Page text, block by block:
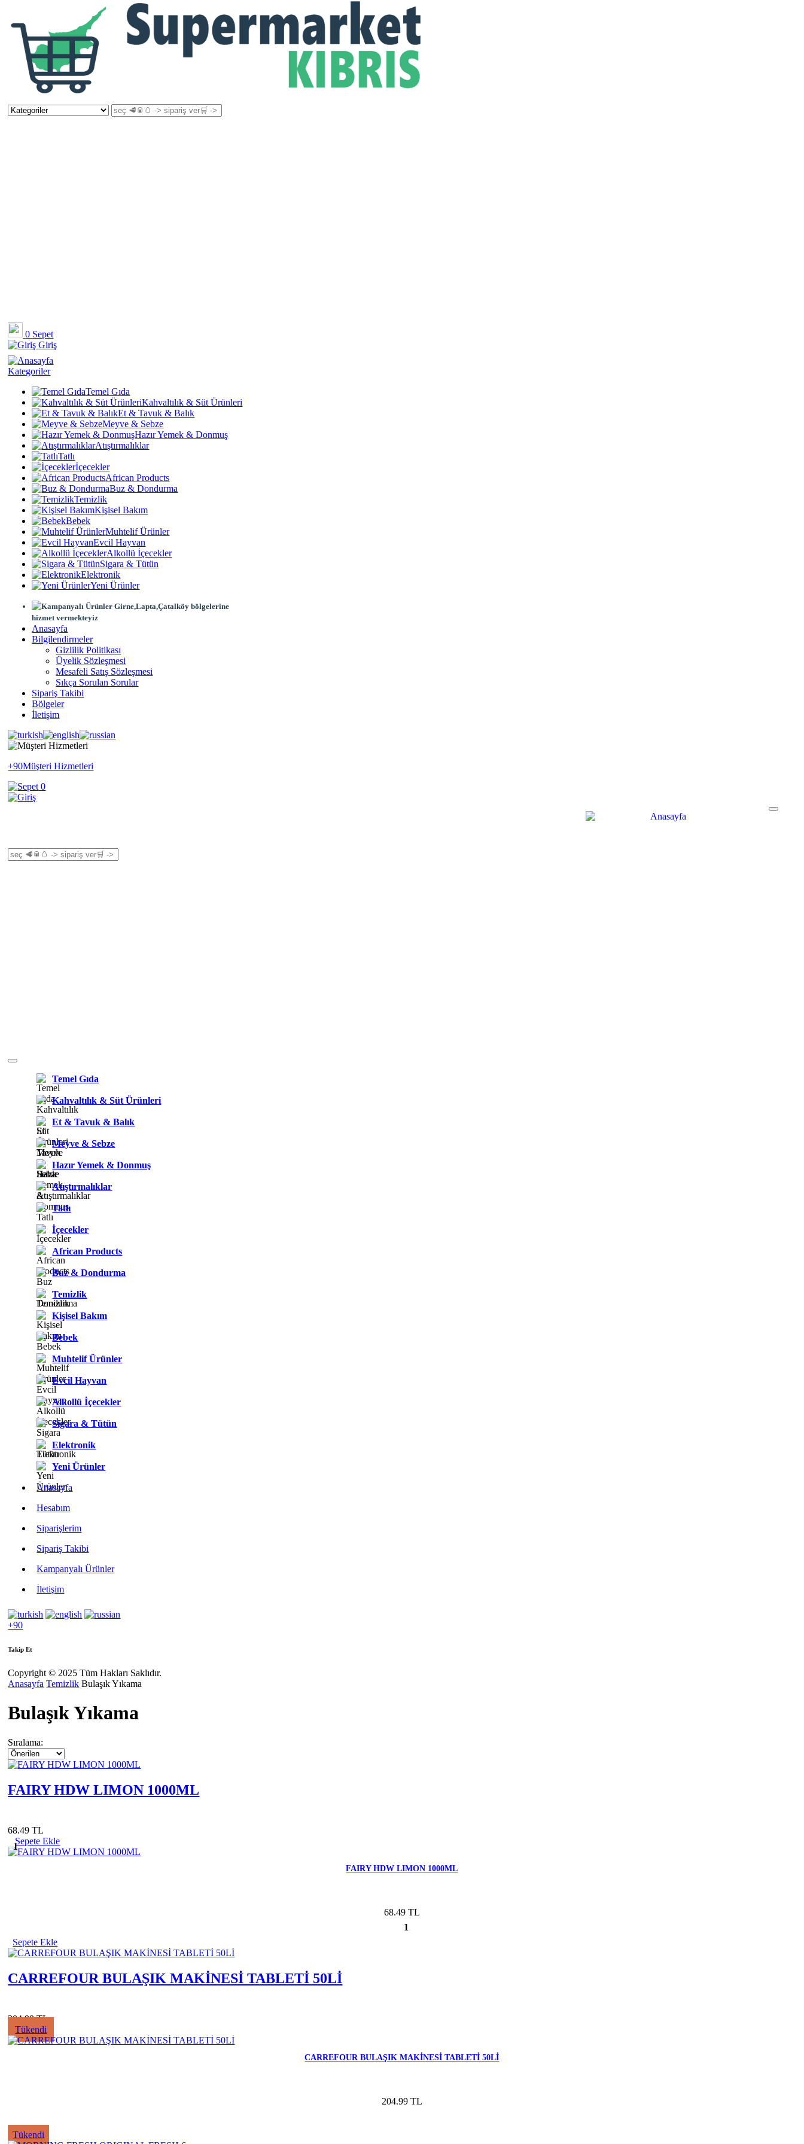
0 Sepet
Giriş
Kategoriler
Temel Gıda
Kahvaltılık & Süt Ürünleri
Et & Tavuk & Balık
Meyve & Sebze
Hazır Yemek & Donmuş
Atıştırmalıklar
Tatlı
İçecekler
African Products
Buz & Dondurma
Temizlik
Kişisel Bakım
Bebek
Muhtelif Ürünler
Evcil Hayvan
Alkollü İçecekler
Sigara & Tütün
Elektronik
Yeni Ürünler
Girne,Lapta,Çatalköy bölgelerine
hizmet vermekteyiz
Anasayfa
Bilgilendirmeler
Gizlilik Politikası
Üyelik Sözleşmesi
Mesafeli Satış Sözleşmesi
Sıkça Sorulan Sorular
Sipariş Takibi
Bölgeler
İletişim
+90Müşteri Hizmetleri
0
Temel Gıda
Kahvaltılık & Süt Ürünleri
Et & Tavuk & Balık
Meyve & Sebze
Hazır Yemek & Donmuş
Atıştırmalıklar
Tatlı
İçecekler
African Products
Buz & Dondurma
Temizlik
Kişisel Bakım
Bebek
Muhtelif Ürünler
Evcil Hayvan
Alkollü İçecekler
Sigara & Tütün
Elektronik
Yeni Ürünler
Anasayfa
Hesabım
Siparişlerim
Sipariş Takibi
Kampanyalı Ürünler
İletişim
+90
Takip Et
Copyright © 2025 Tüm Hakları Saklıdır.
Anasayfa Temizlik Bulaşık Yıkama
Bulaşık Yıkama
Sıralama:
FAIRY HDW LIMON 1000ML
68.49 TL
1
Sepete Ekle
FAIRY HDW LIMON 1000ML
68.49 TL
1
Sepete Ekle
CARREFOUR BULAŞIK MAKİNESİ TABLETİ 50Lİ
204.99 TL
Tükendi
CARREFOUR BULAŞIK MAKİNESİ TABLETİ 50Lİ
204.99 TL
Tükendi